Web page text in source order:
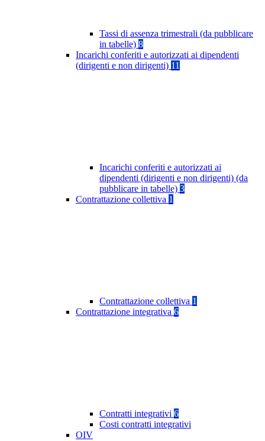
Tassi di assenza trimestrali (da pubblicare
in tabelle) 8
Incarichi conferiti e autorizzati ai dipendenti
(dirigenti e non dirigenti) 11
Incarichi conferiti e autorizzati ai
dipendenti (dirigenti e non dirigenti) (da
pubblicare in tabelle) 3
Contrattazione collettiva 1
Contrattazione collettiva 1
Contrattazione integrativa 6
Contratti integrativi 6
Costi contratti integrativi
OIV